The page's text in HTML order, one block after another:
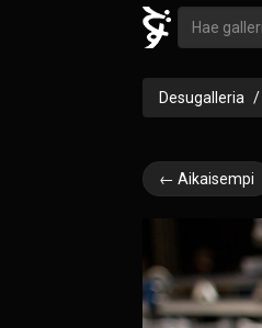
Desugalleria
← Aikaisempi